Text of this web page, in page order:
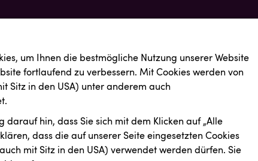
um Ihnen die best­mögliche Nutzung unserer Website
fortlaufend zu verbessern. Mit Cookies werden von
Sitz in den USA) unter anderem auch
darauf hin, dass Sie sich mit dem Klicken auf „Alle
dass die auf unserer Seite eingesetzten Cookies
mit Sitz in den USA) verwendet werden dürfen. Sie